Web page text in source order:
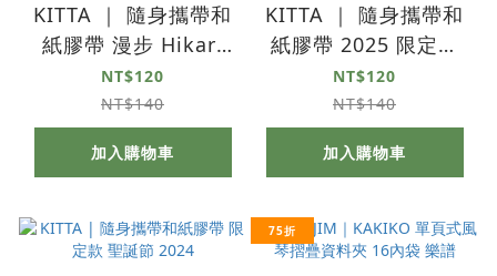
KITTA ｜ 隨身攜帶和
紙膠帶 漫步 Hikari
Shimamura 設計款
NT$120
NT$140
加入購物車
KITTA ｜ 隨身攜帶和
紙膠帶 2025 限定款
計款
NT$120
NT$140
加入購物車
75折